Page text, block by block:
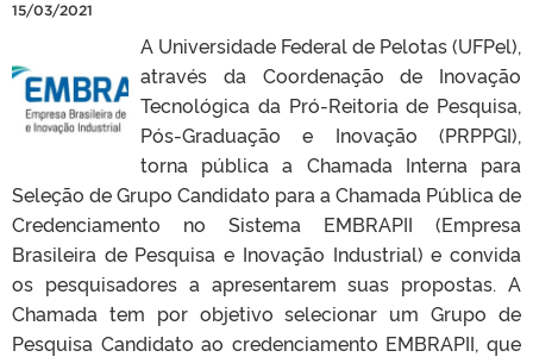
15/03/2021
A Universidade Federal de Pelotas (UFPel),
através da Coordenação de Inovação
Tecnológica da Pró-Reitoria de Pesquisa,
Pós-Graduação e Inovação (PRPPGI),
torna pública a Chamada Interna para
Seleção de Grupo Candidato para a Chamada Pública de
Credenciamento no Sistema EMBRAPII (Empresa
Brasileira de Pesquisa e Inovação Industrial) e convida
os pesquisadores a apresentarem suas propostas. A
Chamada tem por objetivo selecionar um Grupo de
Pesquisa Candidato ao credenciamento EMBRAPII, que